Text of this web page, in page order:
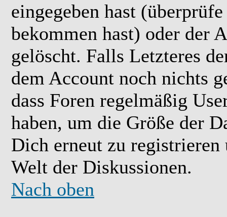
eingegeben hast
bekommen hast) oder der
gelöscht. Falls Letzteres
dem Account noch nichts
dass Foren regelmäßig
haben, um die Größe der
Dich erneut zu
Welt der Diskussionen.
Nach oben